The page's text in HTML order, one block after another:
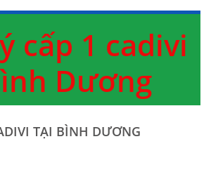
cấp 1 cadivi
Dương
TẠI BÌNH DƯƠNG